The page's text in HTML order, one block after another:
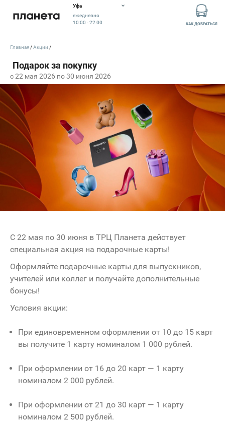
Уфа
ежедневно
10:00 - 22:00
КАК ДОБРАТЬСЯ
c 22 мая 2026 по 30 июня 2026
Главная Акции
С 22 мая по 30 июня в ТРЦ Планета действует
специальная акция на подарочные карты!
Оформляйте подарочные карты для выпускников,
учителей или коллег и получайте дополнительные
бонусы!
Условия акции:
При единовременном оформлении от 10 до 15 карт
вы получите 1 карту номиналом 1 000 рублей.
При оформлении от 16 до 20 карт — 1 карту
номиналом 2 000 рублей.
При оформлении от 21 до 30 карт — 1 карту
номиналом 2 500 рублей.